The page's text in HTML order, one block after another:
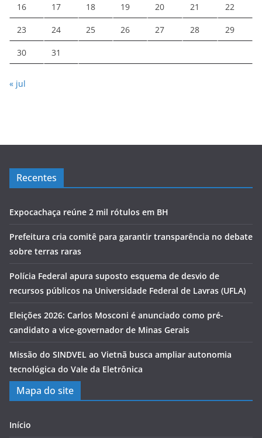
16 17 18 19 20 21 22
23 24 25 26 27 28 29
30 31
« jul
Recentes
Expocachaça reúne 2 mil rótulos em BH
Prefeitura cria comitê para garantir transparência no debate
sobre terras raras
Polícia Federal apura suposto esquema de desvio de
recursos públicos na Universidade Federal de Lavras (UFLA)
Eleições 2026: Carlos Mosconi é anunciado como pré-
candidato a vice-governador de Minas Gerais
Missão do SINDVEL ao Vietnã busca ampliar autonomia
tecnológica do Vale da Eletrônica
Mapa do site
Início